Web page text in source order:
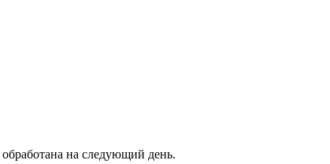
на следующий день.